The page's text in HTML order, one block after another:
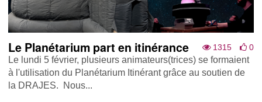
1315 0
Le Planétarium part en itinérance
Le lundi 5 février, plusieurs animateurs(trices) se formaient
à l'utilisation du Planétarium Itinérant grâce au soutien de
la DRAJES . Nous...